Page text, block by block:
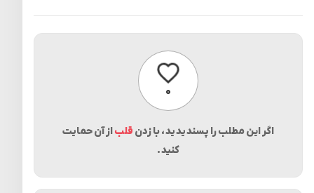
۰پسندیدن
اگر این مطلب را پسندیدید، با زدن قلباز آن حمایت
کنید.